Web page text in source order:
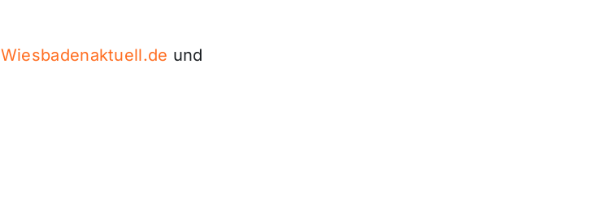
Wiesbadenaktuell.de und